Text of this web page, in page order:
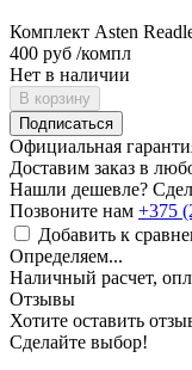
Комплект Asten
400 руб /компл
Нет в наличии
В корзину
Подписаться
Официальная
Доставим заказ в
Нашли дешевле?
Позвоните нам +375
Добавить к
Определяем...
Наличный расчет,
Отзывы
Хотите оставить
Сделайте выбор!